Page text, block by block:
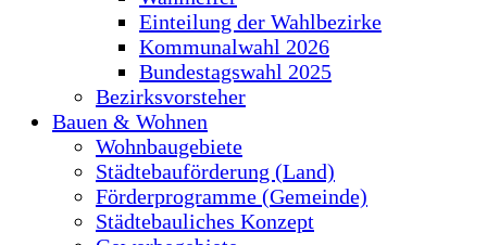
Einteilung der Wahlbezirke
Kommunalwahl 2026
Bundestagswahl 2025
Bezirksvorsteher
Bauen & Wohnen
Wohnbaugebiete
Städtebauförderung (Land)
Förderprogramme (Gemeinde)
Städtebauliches Konzept